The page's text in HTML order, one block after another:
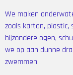
We maken
zoals karton, plastic,
bijzondere ogen,
we op aan dunne
zwemmen.